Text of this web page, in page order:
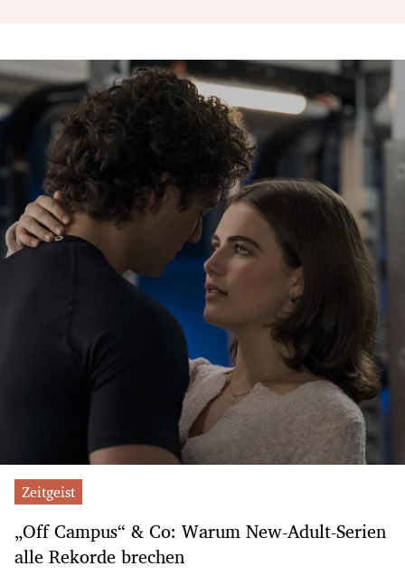
Zeitgeist
„Off Campus“ & Co: Warum New-Adult-Serien
alle Rekorde brechen